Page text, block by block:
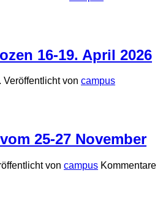
16-19. April 2026
Veröffentlicht von campus
25-27 November
von campus Kommentare